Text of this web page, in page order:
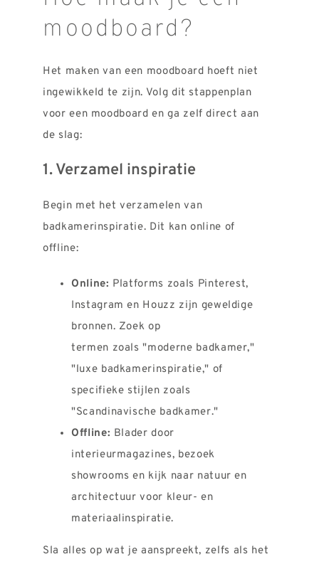
moodboard?
Het maken van een moodboard hoeft niet
ingewikkeld te zijn. Volg dit stappenplan
voor een moodboard en ga zelf direct aan
de slag:
1. Verzamel inspiratie
Begin met het verzamelen van
badkamerinspiratie. Dit kan online of
offline:
Online: Platforms zoals Pinterest,
Instagram en Houzz zijn geweldige
bronnen. Zoek op
termen zoals "moderne badkamer,"
"luxe badkamerinspiratie," of
specifieke stijlen zoals
"Scandinavische badkamer."
Offline: Blader door
interieurmagazines, bezoek
showrooms en kijk naar natuur en
architectuur voor kleur- en
materiaalinspiratie.
Sla alles op wat je aanspreekt, zelfs als het